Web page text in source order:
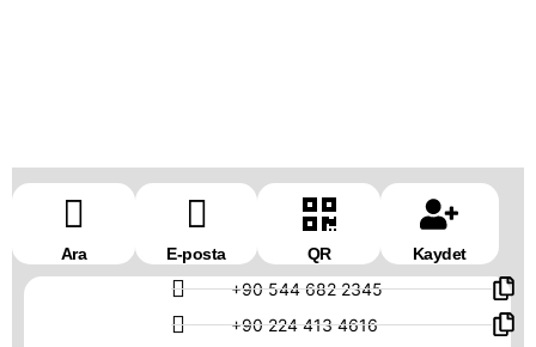
Ara E-posta QR Kaydet
+90 544 682 2345
+90 224 413 4616